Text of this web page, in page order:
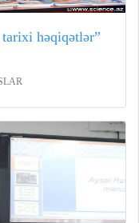
tarixi həqiqətlər”